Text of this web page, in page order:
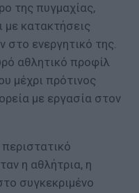
της πυγμαχίας,
με κατακτήσεις
ενεργητικό της.
αθλητικό προφίλ
μέχρι πρότινος
με εργασία στον
η αθλήτρια, η
συγκεκριμένο